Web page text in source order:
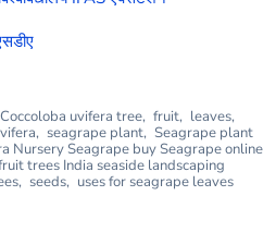
Coccoloba uvifera tree, fruit, leaves,
, seagrape plant, Seagrape plant
Nursery Seagrape buy Seagrape online
trees India seaside landscaping
, seeds, uses for seagrape leaves